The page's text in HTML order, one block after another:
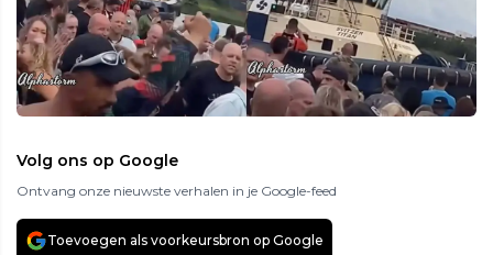
Volg ons op Google
Ontvang onze nieuwste verhalen in je Google-feed
Toevoegen als voorkeursbron op Google